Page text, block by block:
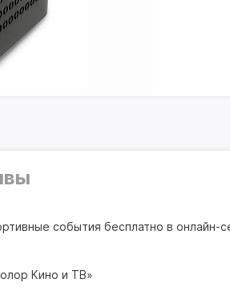
события бесплатно в онлайн-
Кино и ТВ»